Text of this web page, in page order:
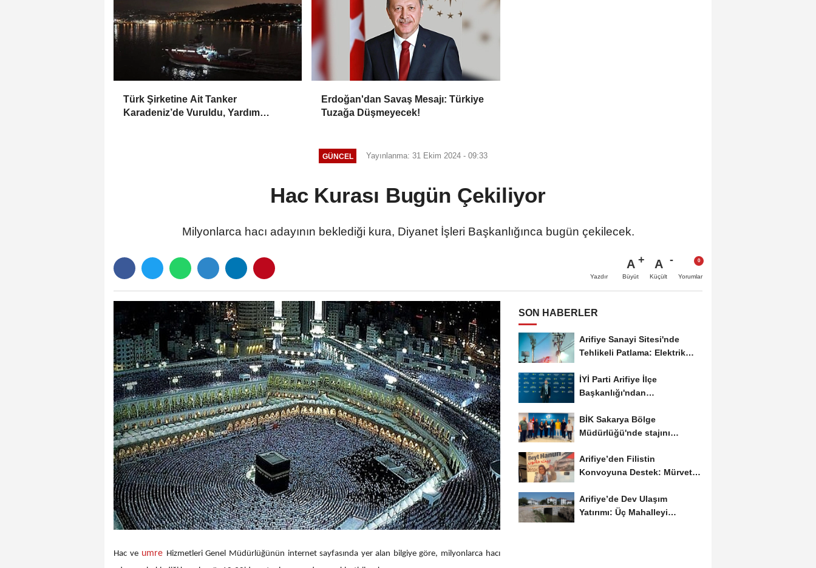
Türk Şirketine Ait Tanker
Karadeniz’de Vuruldu, Yardım
Erdoğan'dan Savaş Mesajı: Türkiye
Tuzağa Düşmeyecek!
GÜNCEL Yayınlanma: 31 Ekim 2024 - 09:33
Hac Kurası Bugün Çekiliyor
Milyonlarca hacı adayının beklediği kura, Diyanet İşleri Başkanlığınca bugün çekilecek.
Yazdır
A
Büyüt
A
Küçült Yorumlar
Hac veumre Hizmetleri Genel Müdürlüğünün internet sayfasında yer alan bilgiye göre, milyonlarca hacı
SON HABERLER
Arifiye Sanayi Sitesi'nde
Tehlikeli Patlama: Elektrik
İYİ Parti Arifiye İlçe
Başkanlığı'ndan
BİK Sakarya Bölge
Müdürlüğü'nde stajını
Arifiye’den Filistin
Konvoyuna Destek: Mürvet
Arifiye’de Dev Ulaşım
Yatırımı: Üç Mahalleyi